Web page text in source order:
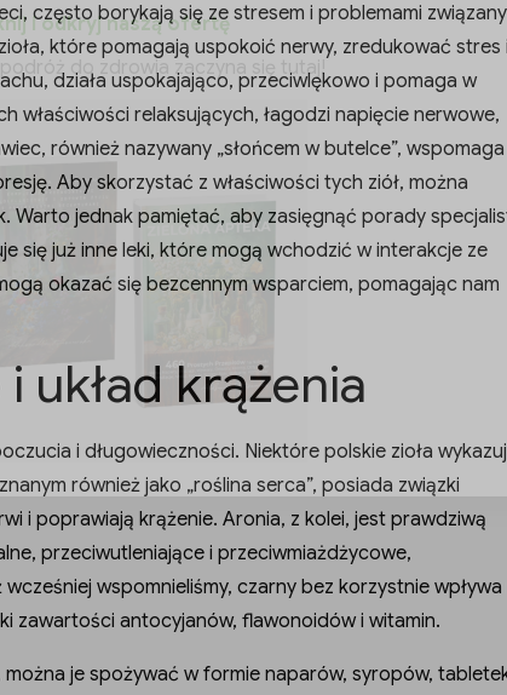
często borykają się ze stresem i problemami
które pomagają uspokoić nerwy, zredukować stres i
działa uspokajająco, przeciwlękowo i pomaga w
właściwości relaksujących, łagodzi napięcie nerwowe,
również nazywany „słońcem w butelce”, wspomaga
Aby skorzystać z właściwości tych ziół, można
Warto jednak pamiętać, aby zasięgnąć porady
się już inne leki, które mogą wchodzić w interakcje ze
okazać się bezcennym wsparciem, pomagając nam
układ krążenia
i długowieczności. Niektóre polskie zioła
również jako „roślina serca”, posiada związki
i poprawiają krążenie. Aronia, z kolei, jest prawdziwą
przeciwutleniające i przeciwmiażdżycowe,
wspomnieliśmy, czarny bez korzystnie wpływa
zawartości antocyjanów, flawonoidów i witamin.
je spożywać w formie naparów, syropów,
i odkryj naszą ofertę
podróż do zdrowia zaczyna się tutaj!